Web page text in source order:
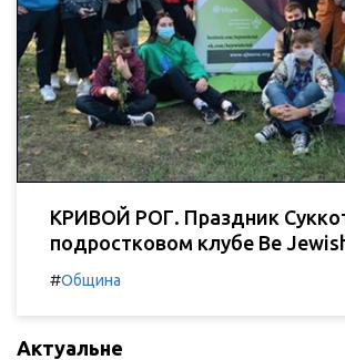
КРИВОЙ РОГ. Праздник
подростковом клубе Be
#Община
Актуальне